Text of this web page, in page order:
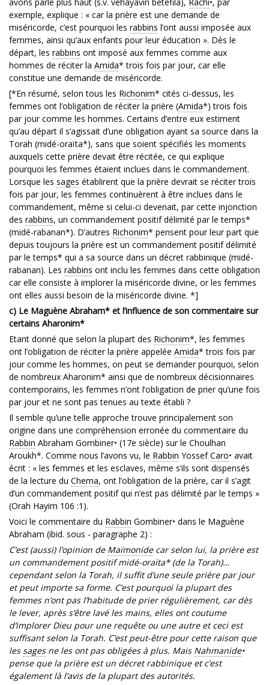
exemple, explique : « car la prière est une demande de
miséricorde, c’est pourquoi les rabbins l’ont aussi imposée aux
femmes, ainsi qu’aux enfants pour leur éducation ». Dès le
départ, les rabbins ont imposé aux femmes comme aux
hommes de réciter la Amida* trois fois par jour, car elle
constitue une demande de miséricorde.
[*En résumé, selon tous les Richonim* cités ci-dessus, les
femmes ont l’obligation de réciter la prière (Amida*) trois fois
par jour comme les hommes. Certains d’entre eux estiment
qu’au départ il s’agissait d’une obligation ayant sa source dans la
Torah (midé-oraïta*), sans que soient spécifiés les moments
auxquels cette prière devait être récitée, ce qui explique
pourquoi les femmes étaient inclues dans le commandement.
Lorsque les sages établirent que la prière devrait se réciter trois
fois par jour, les femmes continuèrent à être inclues dans le
commandement, même si celui-ci devenait, par cette injonction
des rabbins, un commandement positif délimité par le temps*
(midé-rabanan*). D’autres Richonim* pensent pour leur part que
depuis toujours la prière est un commandement positif délimité
par le temps* qui a sa source dans un décret rabbinique (midé-
rabanan). Les rabbins ont inclu les femmes dans cette obligation
car elle consiste à implorer la miséricorde divine, or les femmes
ont elles aussi besoin de la miséricorde divine. *]
c) Le Maguène Abraham* et l’influence de son commentaire sur
certains Aharonim*
Etant donné que selon la plupart des Richonim*, les femmes
ont l’obligation de réciter la prière appelée Amida* trois fois par
jour comme les hommes, on peut se demander pourquoi, selon
de nombreux Aharonim* ainsi que de nombreux décisionnaires
contemporains, les femmes n’ont l’obligation de prier qu’une fois
par jour et ne sont pas tenues au texte établi ?
Il semble qu’une telle approche trouve principalement son
origine dans une compréhension erronée du commentaire du
Rabbin Abraham Gombiner• (17e siècle) sur le Choulhan
Aroukh*. Comme nous l’avons vu, le Rabbin YossefCaro• avait
écrit : « les femmes et les esclaves, même s’ils sont dispensés
de la lecture du Chema, ont l’obligation de la prière, car il s’agit
d’un commandement positif qui n’est pas délimité par le temps »
(Orah Hayim 106 :1).
Voici le commentaire du Rabbin Gombiner• dans le Maguène
Abraham (ibid. sous - paragraphe 2) :
C’est (aussi) l’opinion de Maïmonidecar selon lui, la prière est
un commandement positif midé-oraïta* (de la Torah)…
cependant selon la Torah, il suffit d’une seule prière par jour
et peut importe sa forme. C’est pourquoi la plupart des
femmes n’ont pas l’habitude de prier régulièrement, car dès
le lever, après s’être lavé les mains, elles ont coutume
d’implorer Dieu pour une requête ou une autre et ceci est
suffisant selon la Torah. C’est peut-être pour cette raison que
lessagesne les ont pas obligées à plus. Mais Nahmanide•
pense que la prière est un décret rabbinique et c’est
également là l’avis de la plupart des autorités.